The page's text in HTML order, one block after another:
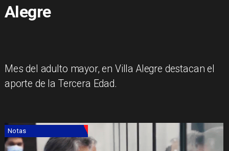
Alegre
Mes del adulto mayor, en Villa Alegre destacan el
aporte de la Tercera Edad.
Notas